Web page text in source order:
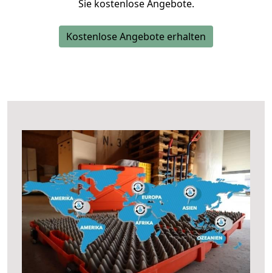
Sie kostenlose Angebote.
Kostenlose Angebote erhalten